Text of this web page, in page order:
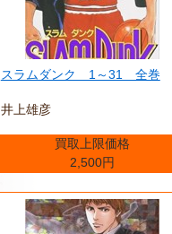
スラムダンク 1～31 全巻
井上雄彦
買取上限価格
2,500円